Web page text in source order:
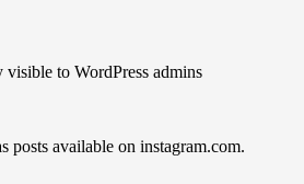
visible to WordPress admins
posts available on instagram.com.